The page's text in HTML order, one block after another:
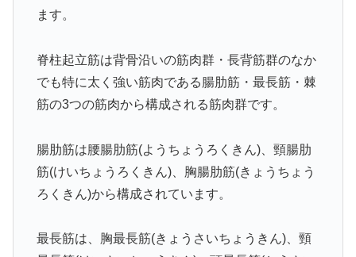
ます。
脊柱起立筋は背骨沿いの筋肉群・長背筋群のなか
でも特に太く強い筋肉である腸肋筋・最長筋・棘
筋の3つの筋肉から構成される筋肉群です。
腸肋筋は腰腸肋筋(ようちょうろくきん)、頸腸肋
筋(けいちょうろくきん)、胸腸肋筋(きょうちょう
ろくきん)から構成されています。
最長筋は、胸最長筋(きょうさいちょうきん)、頸